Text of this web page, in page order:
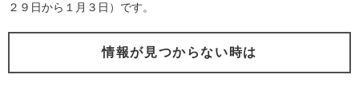
２９日から１月３日）です。
情報が見つからない時は